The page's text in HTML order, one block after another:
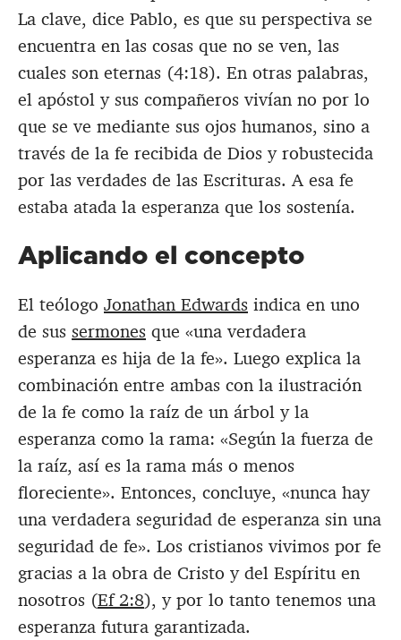
La clave, dice Pablo, es que su perspectiva se
encuentra en las cosas que no se ven, las
cuales son eternas (4:18). En otras palabras,
el apóstol y sus compañeros vivían no por lo
que se ve mediante sus ojos humanos, sino a
través de la fe recibida de Dios y robustecida
por las verdades de las Escrituras. A esa fe
estaba atada la esperanza que los sostenía.
Aplicando el concepto
El teólogo Jonathan Edwards indica en uno
de sus sermones que «una verdadera
esperanza es hija de la fe». Luego explica la
combinación entre ambas con la ilustración
de la fe como la raíz de un árbol y la
esperanza como la rama: «Según la fuerza de
la raíz, así es la rama más o menos
floreciente». Entonces, concluye, «nunca hay
una verdadera seguridad de esperanza sin una
seguridad de fe». Los cristianos vivimos por fe
gracias a la obra de Cristo y del Espíritu en
nosotros (Ef 2:8), y por lo tanto tenemos una
esperanza futura garantizada.